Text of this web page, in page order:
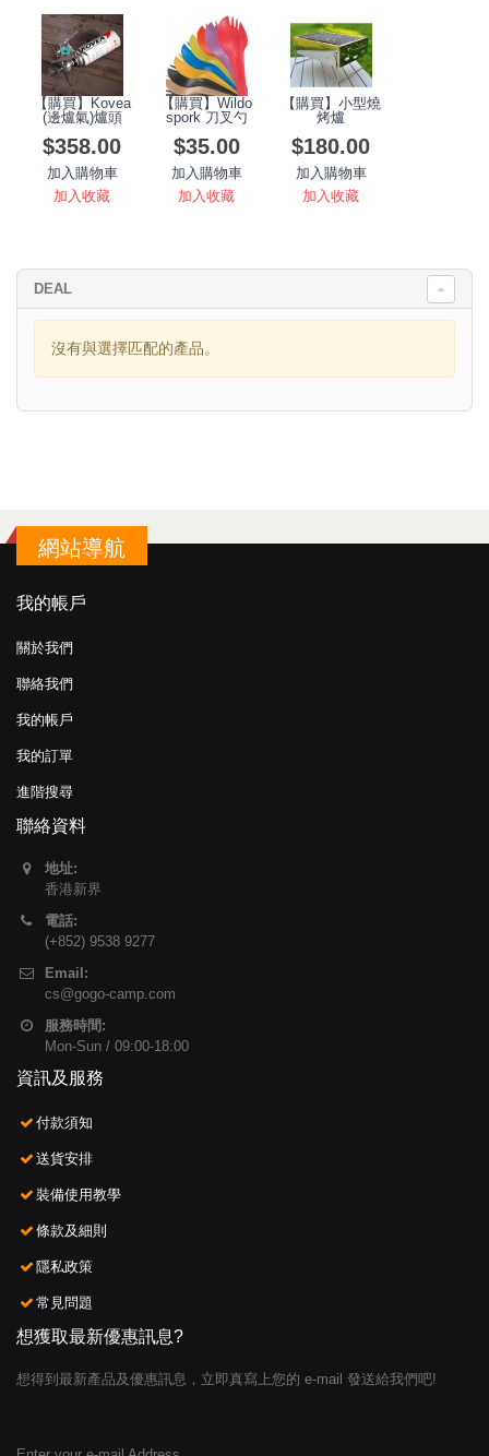
【購買】Kovea
(邊爐氣)爐頭
$358.00
加入購物車
加入收藏
【購買】Wildo
spork 刀叉勺
$35.00
加入購物車
加入收藏
【購買】小型燒
烤爐
$180.00
加入購物車
加入收藏
DEAL
沒有與選擇匹配的產品。
網站導航
我的帳戶
關於我們
聯絡我們
我的帳戶
我的訂單
進階搜尋
聯絡資料
地址:
香港新界
電話:
(+852) 9538 9277
Email:
cs@gogo-camp.com
服務時間:
Mon-Sun / 09:00-18:00
資訊及服務
付款須知
送貨安排
裝備使用教學
條款及細則
隱私政策
常見問題
想獲取最新優惠訊息?
想得到最新產品及優惠訊息，立即真寫上您的 e-mail 發送給我們吧!